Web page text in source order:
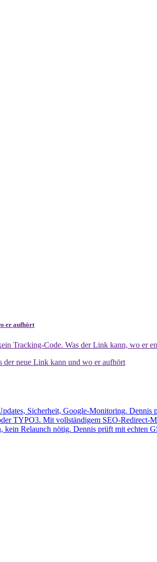
er aufhört
Tracking-Code. Was der Link kann, wo er
neue Link kann und wo er aufhört
Sicherheit, Google-Monitoring.
TYPO3. Mit vollständigem SEO-Redirect-
Relaunch nötig. Dennis prüft mit echten